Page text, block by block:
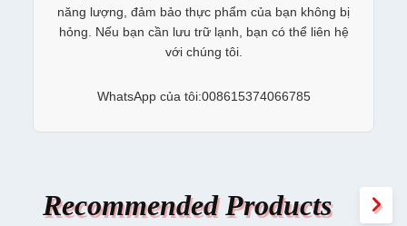
năng lượng, đảm bảo thực phẩm của bạn không bị
hỏng. Nếu bạn cần lưu trữ lạnh, bạn có thể liên hệ
với chúng tôi.
WhatsApp của tôi:008615374066785
Recommended Products